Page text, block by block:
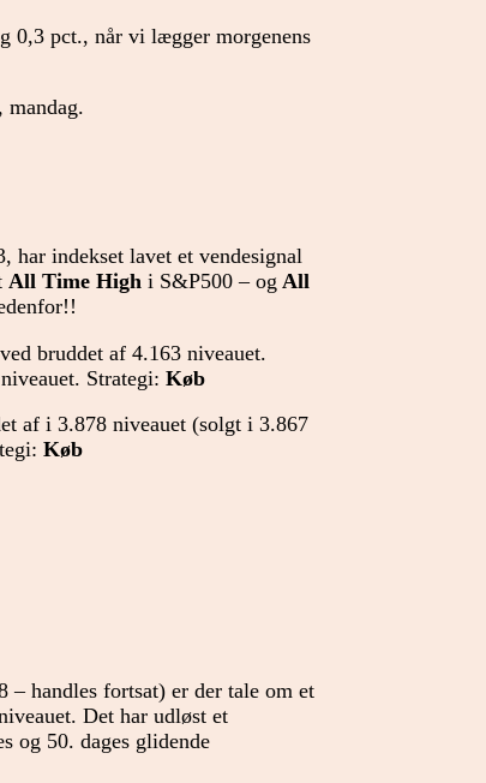
0,3 pct., når vi lægger morgenens
mandag.
har indekset lavet et vendesignal
All Time High i S&P500 – og All
bruddet af 4.163 niveauet.
Strategi: Køb
af i 3.878 niveauet (solgt i 3.867
Køb
handles fortsat) er der tale om et
Det har udløst et
og 50. dages glidende